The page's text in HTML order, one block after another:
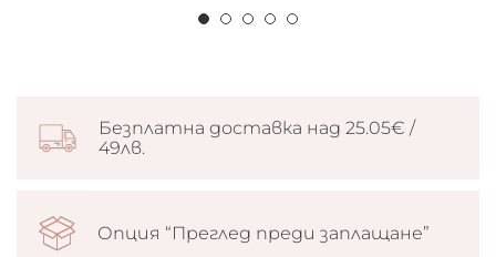
Безплатна доставка над 25.05€ /
49лв.
Опция “Преглед преди заплащане”